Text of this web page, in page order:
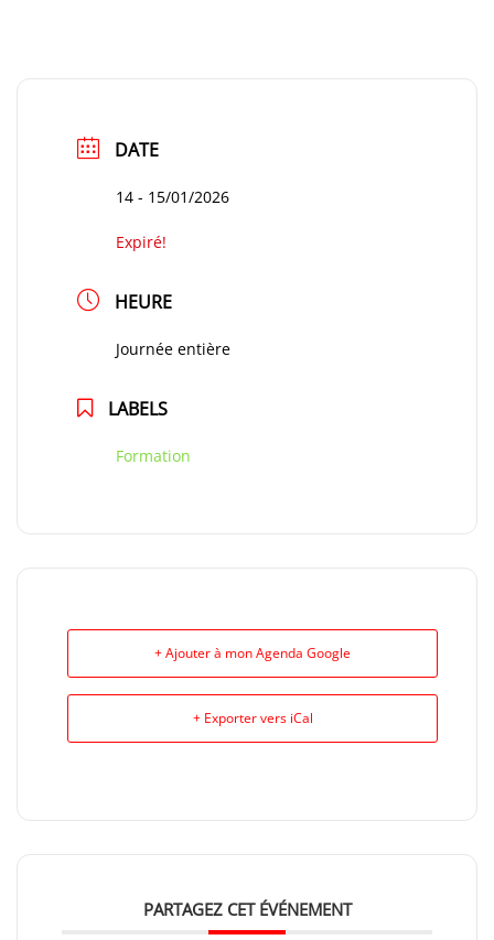
DATE
14 - 15/01/2026
Expiré!
HEURE
Journée entière
LABELS
Formation
+ Ajouter à mon Agenda Google
+ Exporter vers iCal
PARTAGEZ CET ÉVÉNEMENT